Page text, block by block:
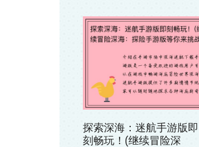
探索深海：迷航手游版即
刻畅玩！(继续冒险深